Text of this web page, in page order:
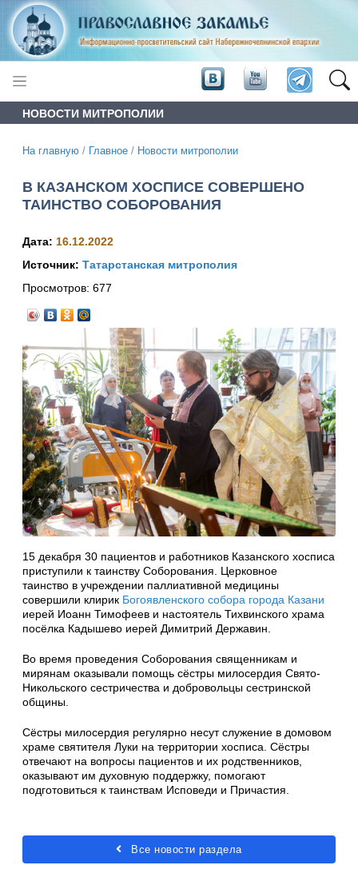
НОВОСТИ МИТРОПОЛИИ
На главную / Главное / Новости митрополии
В КАЗАНСКОМ ХОСПИСЕ СОВЕРШЕНО
ТАИНСТВО СОБОРОВАНИЯ
Дата: 16.12.2022
Источник: Татарстанская митрополия
Просмотров: 677
15 декабря 30 пациентов и работников Казанского хосписа
приступили к таинству Соборования. Церковное
таинство в учреждении паллиативной медицины
совершили клирик Богоявленского собора города Казани
иерей Иоанн Тимофеев и настоятель Тихвинского храма
посёлка Кадышево иерей Димитрий Державин.
Во время проведения Соборования священникам и
мирянам оказывали помощь сёстры милосердия Свято-
Никольского сестричества и добровольцы сестринской
общины.
Сёстры милосердия регулярно несут служение в домовом
храме святителя Луки на территории хосписа. Сёстры
отвечают на вопросы пациентов и их родственников,
оказывают им духовную поддержку, помогают
подготовиться к таинствам Исповеди и Причастия.
Все новости раздела